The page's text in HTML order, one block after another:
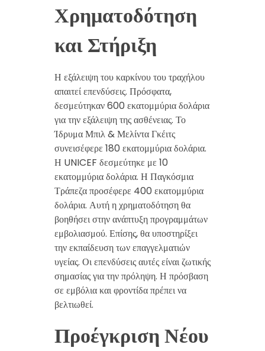
Χρηματοδότηση
και Στήριξη
Η εξάλειψη του καρκίνου του τραχήλου
απαιτεί επενδύσεις. Πρόσφατα,
δεσμεύτηκαν 600 εκατομμύρια δολάρια
για την εξάλειψη της ασθένειας. Το
Ίδρυμα Μπιλ & Μελίντα Γκέιτς
συνεισέφερε 180 εκατομμύρια δολάρια.
Η UNICEF δεσμεύτηκε με 10
εκατομμύρια δολάρια. Η Παγκόσμια
Τράπεζα προσέφερε 400 εκατομμύρια
δολάρια. Αυτή η χρηματοδότηση θα
βοηθήσει στην ανάπτυξη προγραμμάτων
εμβολιασμού. Επίσης, θα υποστηρίξει
την εκπαίδευση των επαγγελματιών
υγείας. Οι επενδύσεις αυτές είναι ζωτικής
σημασίας για την πρόληψη. Η πρόσβαση
σε εμβόλια και φροντίδα πρέπει να
βελτιωθεί.
Προέγκριση Νέου